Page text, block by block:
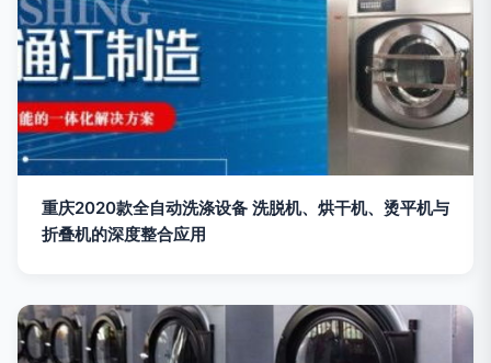
重庆2020款全自动洗涤设备 洗脱机、烘干机、烫平机与
折叠机的深度整合应用